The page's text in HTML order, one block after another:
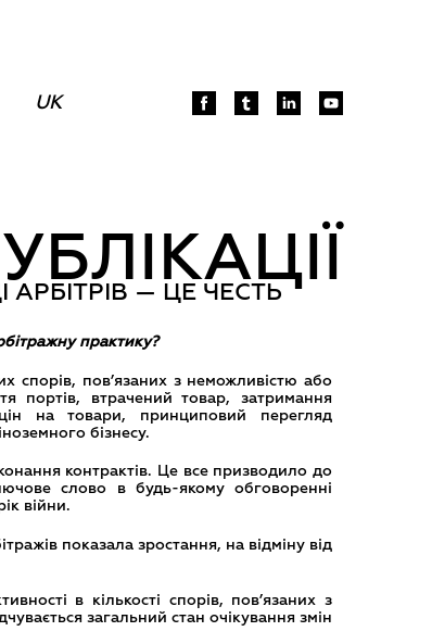
UK
— ЦЕ ЧЕСТЬ
практику?
спорів, пов’язаних з неможливістю або
портів, втрачений товар, затримання
на товари, принциповий перегляд
бізнесу.
контрактів. Це все призводило до
слово в будь-якому обговоренні
війни.
показала зростання, на відміну від
в кількості спорів, пов’язаних з
загальний стан очікування змін